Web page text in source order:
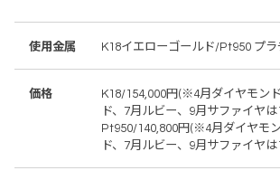
使用金属 K18イエローゴールド/Pt950 プラ
価格
K18/154,000円(※4月ダイヤモン
ド、7月ルビー、9月サファイヤは
Pt950/140,800円(※4月ダイヤモ
ド、7月ルビー、9月サファイヤは